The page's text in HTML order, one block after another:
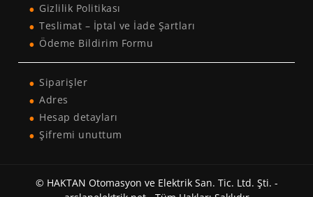
Gizlilik Politikası
Teslimat – İptal ve İade Şartları
Ödeme Bildirim Formu
Siparişler
Adres
Hesap detayları
Şifremi unuttum
© HAKTAN Otomasyon ve Elektrik San. Tic. Ltd. Şti. -